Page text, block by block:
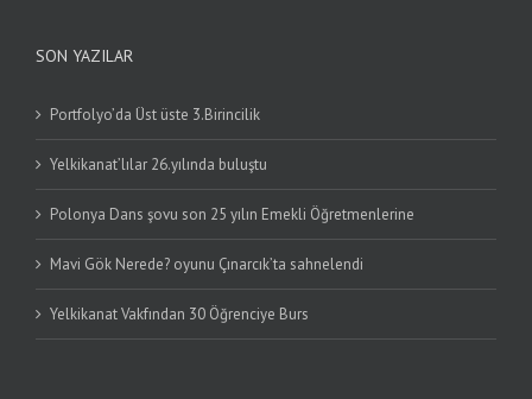
SON YAZILAR
Portfolyo’da Üst üste 3.Birincilik
Yelkikanat’lılar 26.yılında buluştu
Polonya Dans şovu son 25 yılın Emekli Öğretmenlerine
Mavi Gök Nerede? oyunu Çınarcık’ta sahnelendi
Yelkikanat Vakfından 30 Öğrenciye Burs